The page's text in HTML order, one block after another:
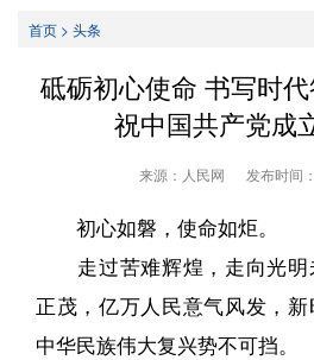
首页> 头条
砥砺初心使命 书写时
祝中国共产党成
来源：人民网 发布时间：
初心如磐，使命如炬。
走过苦难辉煌，走向光明
正茂，亿万人民意气风发，新
中华民族伟大复兴势不可挡。